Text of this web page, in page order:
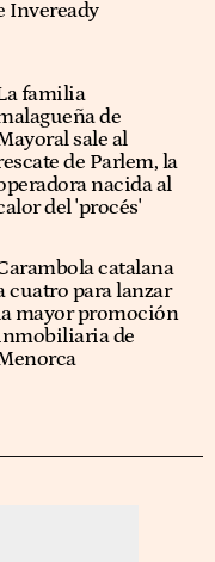
Inveready
familia
de
sale al
de Parlem, la
nacida al
del 'procés'
catalana
cuatro para lanzar
mayor promoción
de